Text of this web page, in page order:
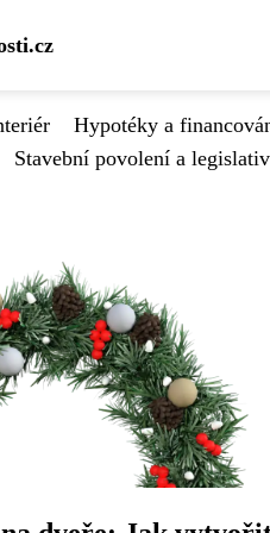
Hypotéky a
Stavební povolení a